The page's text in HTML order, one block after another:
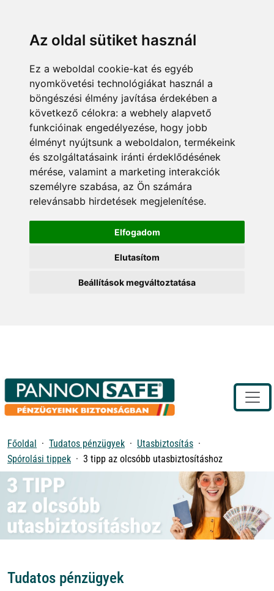
Az oldal sütiket használ
Ez a weboldal cookie-kat és egyéb
nyomkövetési technológiákat használ a
böngészési élmény javítása érdekében a
következő célokra: a webhely alapvető
funkcióinak engedélyezése, hogy jobb
élményt nyújtsunk a weboldalon, termékeink
és szolgáltatásaink iránti érdeklődésének
mérése, valamint a marketing interakciók
személyre szabása, az Ön számára
relevánsabb hirdetések megjelenítése.
Elfogadom
Elutasítom
Beállítások megváltoztatása
+36 70 380 8334 info@pannonsafe.hu
Főoldal Tudatos pénzügyek
Utasbiztosítás
Spórolási tippek
3 tipp az olcsóbb utasbiztosításhoz
Tudatos pénzügyek